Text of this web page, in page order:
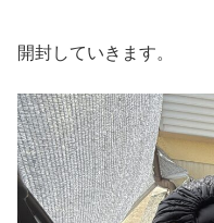
開封していきます。